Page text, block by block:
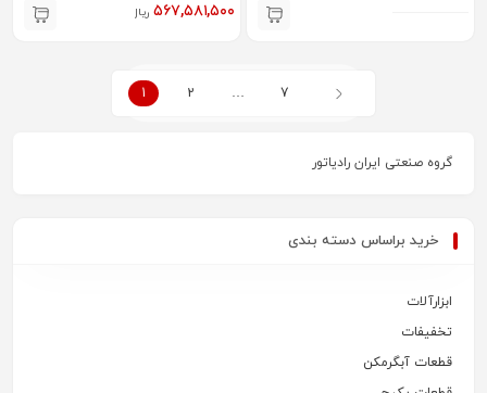
۵۶۷,۵۸۱,۵۰۰ ریال
1 2 … 7
گروه صنعتی ایران رادیاتور
خرید براساس دسته بندی
ابزارآلات
تخفیفات
قطعات آبگرمکن